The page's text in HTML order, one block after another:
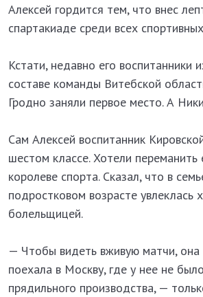
Алексей гордится тем, что внес
спартакиаде среди всех
Кстати, недавно его
составе команды Витебской
Гродно заняли первое место. А
Сам Алексей воспитанник
шестом классе. Хотели переманить
королеве спорта. Сказал, что в
подростковом возрасте
болельщицей.
— Чтобы видеть вживую матчи,
поехала в Москву, где у нее не
прядильного производства, —